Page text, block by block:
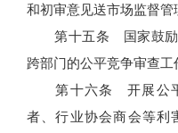
和初审意见送市场监督管
第十五条 国家鼓励有
跨部门的公平竞争审查工
第十六条 开展公平
者、行业协会商会等利